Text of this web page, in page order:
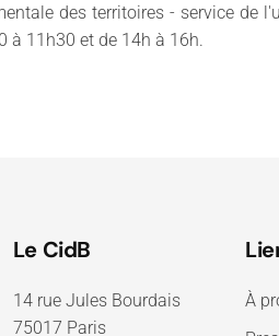
des territoires - service de
à 11h30 et de 14h à 16h.
Le CidB
14 rue Jules Bourdais
75017 Paris
À